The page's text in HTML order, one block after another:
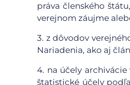
práva členského
verejnom záujme
3. z dôvodov
Nariadenia, ako aj
4. na účely
štatistické účely